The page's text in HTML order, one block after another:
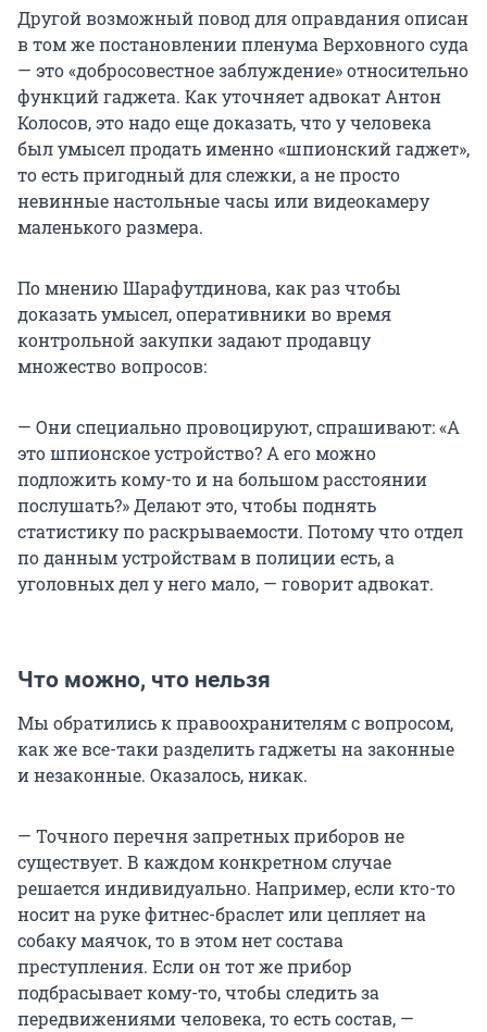
Другой возможный повод для оправдания описан
в том же постановлении пленума Верховного суда
— это «добросовестное заблуждение» относительно
функций гаджета. Как уточняет адвокат Антон
Колосов, это надо еще доказать, что у человека
был умысел продать именно «шпионский гаджет»,
то есть пригодный для слежки, а не просто
невинные настольные часы или видеокамеру
маленького размера.
По мнению Шарафутдинова, как раз чтобы
доказать умысел, оперативники во время
контрольной закупки задают продавцу
множество вопросов:
— Они специально провоцируют, спрашивают: «А
это шпионское устройство? А его можно
подложить кому-то и на большом расстоянии
послушать?» Делают это, чтобы поднять
статистику по раскрываемости. Потому что отдел
по данным устройствам в полиции есть, а
уголовных дел у него мало, — говорит адвокат.
Что можно, что нельзя
Мы обратились к правоохранителям с вопросом,
как же все-таки разделить гаджеты на законные
и незаконные. Оказалось, никак.
— Точного перечня запретных приборов не
существует. В каждом конкретном случае
решается индивидуально. Например, если кто-то
носит на руке фитнес-браслет или цепляет на
собаку маячок, то в этом нет состава
преступления. Если он тот же прибор
подбрасывает кому-то, чтобы следить за
передвижениями человека, то есть состав, —